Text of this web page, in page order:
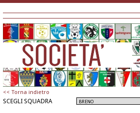
<< Torna indietro
SCEGLI SQUADRA